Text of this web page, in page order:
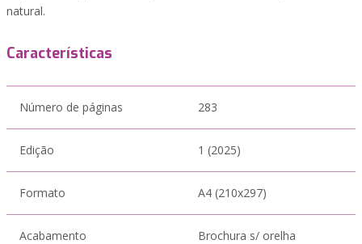
natural.
Características
Número de páginas 283
Edição 1 (2025)
Formato A4 (210x297)
Acabamento Brochura s/ orelha